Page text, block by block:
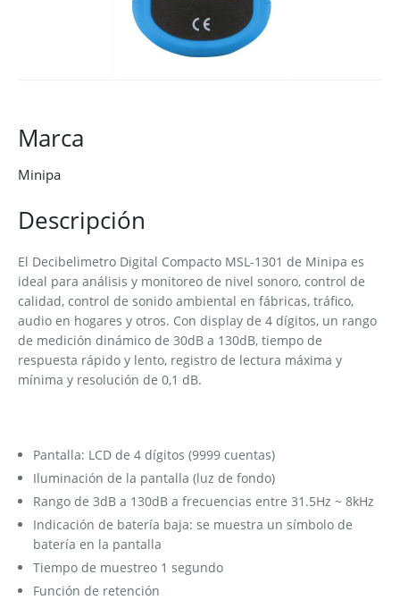
Marca
Minipa
Descripción
El Decibelimetro Digital Compacto MSL-1301 de Minipa es
ideal para análisis y monitoreo de nivel sonoro, control de
calidad, control de sonido ambiental en fábricas, tráfico,
audio en hogares y otros. Con display de 4 dígitos, un rango
de medición dinámico de 30dB a 130dB, tiempo de
respuesta rápido y lento, registro de lectura máxima y
mínima y resolución de 0,1 dB.
Pantalla: LCD de 4 dígitos (9999 cuentas)
Iluminación de la pantalla (luz de fondo)
Rango de 3dB a 130dB a frecuencias entre 31.5Hz ~ 8kHz
Indicación de batería baja: se muestra un símbolo de
batería en la pantalla
Tiempo de muestreo 1 segundo
Función de retención